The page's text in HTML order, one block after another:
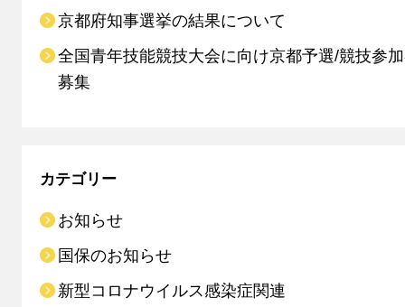
京都府知事選挙の結果について
全国青年技能競技大会に向け京都予選/競技参
募集
カテゴリー
お知らせ
国保のお知らせ
新型コロナウイルス感染症関連